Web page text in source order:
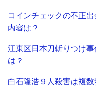
コインチェックの不正
内容は？
江東区日本刀斬りつけ
は？
白石隆浩９人殺害は複